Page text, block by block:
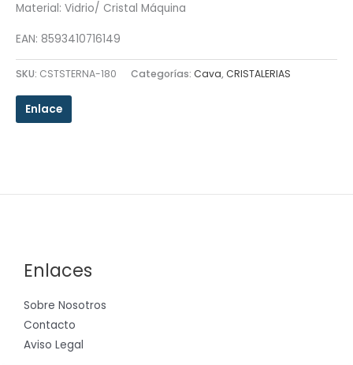
Material: Vidrio/ Cristal Máquina
EAN: 8593410716149
SKU: CSTSTERNA-180 Categorías: Cava,CRISTALERIAS
Enlace
Enlaces
Sobre Nosotros
Contacto
Aviso Legal